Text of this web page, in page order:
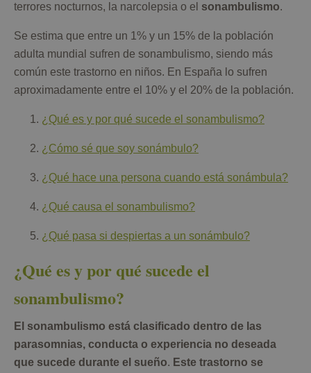
terrores nocturnos, la narcolepsia o el sonambulismo.
Se estima que entre un 1% y un 15% de la población
adulta mundial sufren de sonambulismo, siendo más
común este trastorno en niños. En España lo sufren
aproximadamente entre el 10% y el 20% de la población.
¿Qué es y por qué sucede el sonambulismo?
¿Cómo sé que soy sonámbulo?
¿Qué hace una persona cuando está sonámbula?
¿Qué causa el sonambulismo?
¿Qué pasa si despiertas a un sonámbulo?
¿Qué es y por qué sucede el
sonambulismo?
El sonambulismo está clasificado dentro de las
parasomnias, conducta o experiencia no deseada
que sucede durante el sueño. Este trastorno se